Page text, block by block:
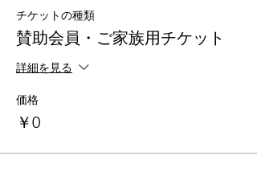
チケットの種類
賛助会員・ご家族用チケット
詳細を見る
価格
￥0